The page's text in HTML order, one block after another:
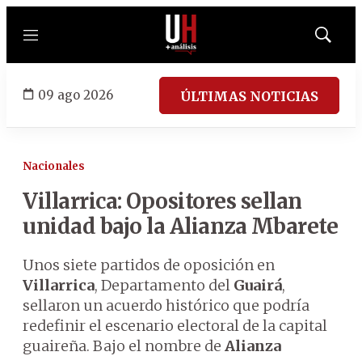
Menú
Mostrar
09 ago 2026 ÚLTIMAS NOTICIAS
Nacionales
Villarrica: Opositores sellan
unidad bajo la Alianza Mbarete
Unos siete partidos de oposición en
Villarrica, Departamento del Guairá,
sellaron un acuerdo histórico que podría
redefinir el escenario electoral de la capital
guaireña. Bajo el nombre de Alianza